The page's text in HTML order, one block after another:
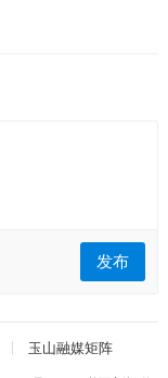
发布
玉山融媒矩阵